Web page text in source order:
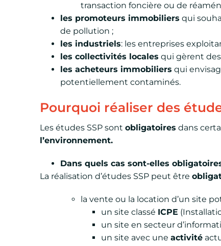
transaction foncière ou de
les promoteurs immobiliers qui
de pollution ;
les industriels: les entreprises
les collectivités locales qui gèrent
les acheteurs immobiliers qui
potentiellement contaminés.
Pourquoi réaliser des
Les études SSP sontobligatoires dans
l’environnement.
Dans quels cas sont-elles
La réalisation d’études SSP peut être
la vente ou la location d’un site
un site classé ICPE
un site en secteur
un site avec uneactivité